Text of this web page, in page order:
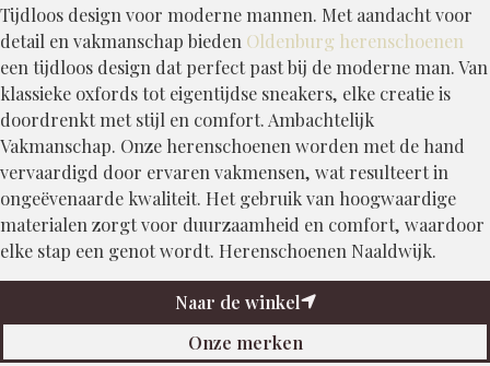
Tijdloos design voor moderne mannen. Met aandacht voor
detail en vakmanschap bieden Oldenburg herenschoenen
een tijdloos design dat perfect past bij de moderne man. Van
klassieke oxfords tot eigentijdse sneakers, elke creatie is
doordrenkt met stijl en comfort. Ambachtelijk
Vakmanschap. Onze herenschoenen worden met de hand
vervaardigd door ervaren vakmensen, wat resulteert in
ongeëvenaarde kwaliteit. Het gebruik van hoogwaardige
materialen zorgt voor duurzaamheid en comfort, waardoor
elke stap een genot wordt. Herenschoenen Naaldwijk.
Naar de winkel
Onze merken